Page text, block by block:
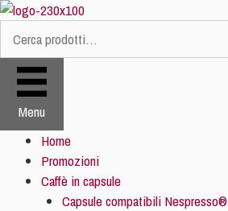
Vai
contenuto
Cerca:
Menu
Home
Promozioni
Caffè in capsule
Capsule compatibili Nespresso®